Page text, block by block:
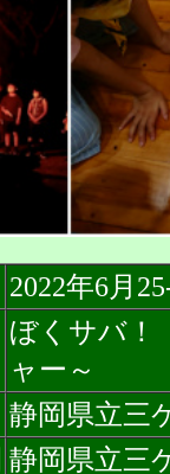
2022年6月
ぼくサバ
ャー～
静岡県立三
静岡県立三